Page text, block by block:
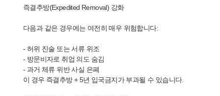
즉결추방(Expedited Removal) 강화
다음과 같은 경우에는 여전히 매우 위험합니다:
- 허위 진술 또는 서류 위조
- 방문비자로 취업 의도 숨김
- 과거 체류 위반 사실 은폐
이 경우 즉결추방 + 5년 입국금지가 부과될 수 있습니다.